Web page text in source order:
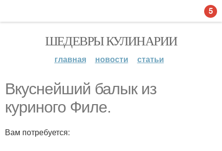
ШЕДЕВРЫ КУЛИНАРИИ
главная новости статьи
Вкуснейший балык из
куриного Филе.
Вам потребуется:
5